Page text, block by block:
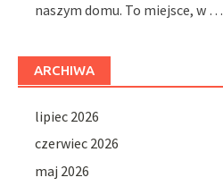
naszym domu. To miejsce, w …
ARCHIWA
lipiec 2026
czerwiec 2026
maj 2026